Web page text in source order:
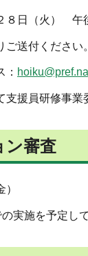
８日（火） 午
送付ください。
研修事業委
審査
施を予定して